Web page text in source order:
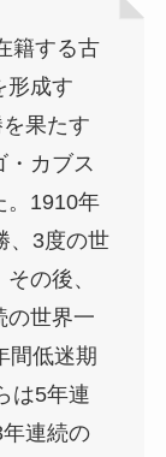
籍する古
形成す
果たす
・カブス
。1910年
、3度の世
の後、
の世界一
間低迷期
は5年連
連続の